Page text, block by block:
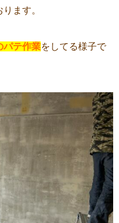
ます。
パテ作業をしてる様子で